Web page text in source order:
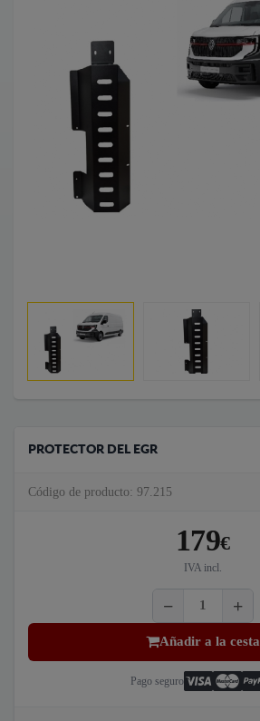
PROTECTOR DEL EGR
Código de producto: 97.215
179€
IVA incl.
Añadir a la cesta
Pago seguro